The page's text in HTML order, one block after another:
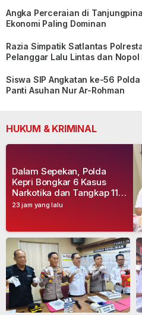
Angka Perceraian di
Ekonomi Paling Dominan
Razia Simpatik Satlantas
Pelanggar Lalu Lintas dan Nopol
Siswa SIP Angkatan ke-56
Panti Asuhan Nur Ar-Rohman
HUKUM & KRIMINAL
23 jam yang lalu
Dalam Sepekan, Polda
Kepri Bongkar 6 Kasus
Narkotika dan Tangkap 11
Tersangka